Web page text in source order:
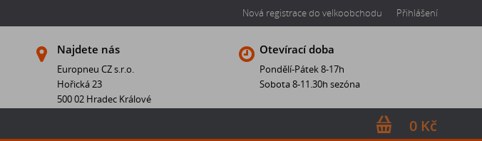
Nová registrace do velkoobchodu Přihlášení
Najdete nás
Europneu CZ s.r.o.
Hořická 23
500 02 Hradec Králové
Otevírací doba
Pondělí-Pátek 8-17h
Sobota 8-11.30h sezóna
0 Kč